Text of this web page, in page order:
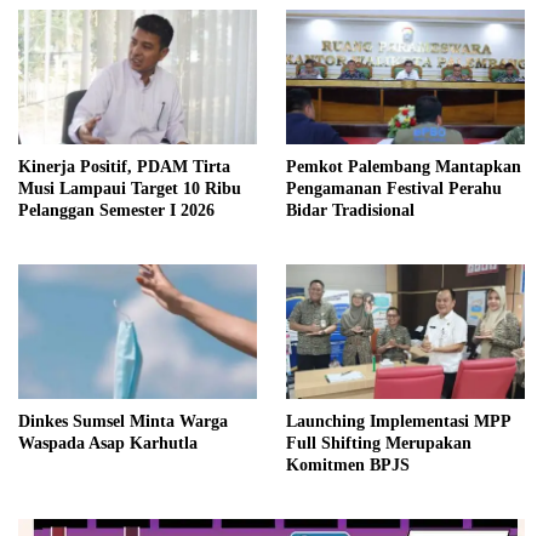
Kinerja Positif, PDAM Tirta
Musi Lampaui Target 10 Ribu
Pelanggan Semester I 2026
Pemkot Palembang Mantapkan
Pengamanan Festival Perahu
Bidar Tradisional
Dinkes Sumsel Minta Warga
Waspada Asap Karhutla
Launching Implementasi MPP
Full Shifting Merupakan
Komitmen BPJS